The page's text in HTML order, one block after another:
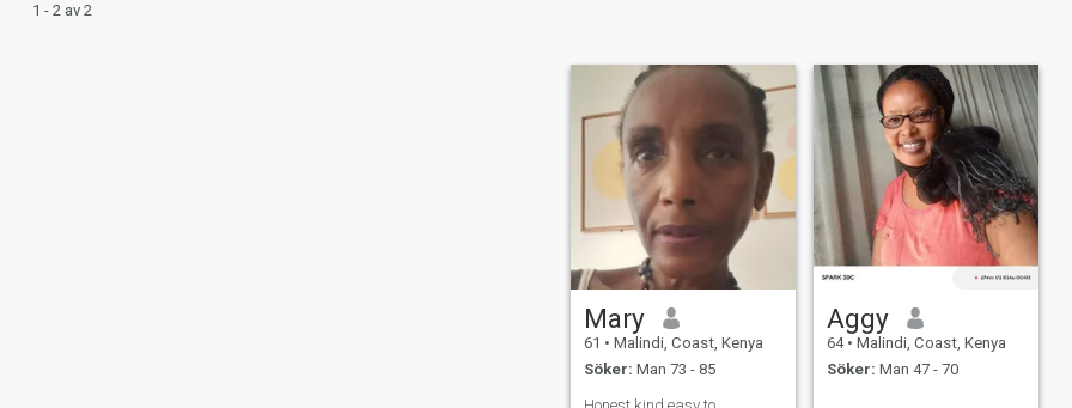
1 - 2 av 2
Mary
61 • Malindi, Coast, Kenya
Söker: Man 73 - 85
Aggy
64 • Malindi, Coast, Kenya
Söker: Man 47 - 70